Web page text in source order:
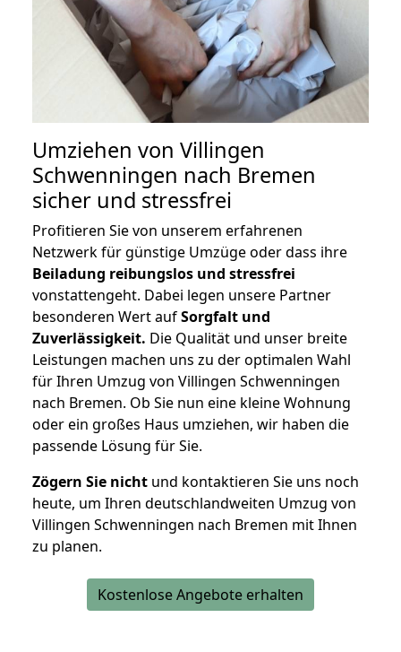
Umziehen von Villingen
Schwenningen nach Bremen
sicher und stressfrei
Profitieren Sie von unserem erfahrenen
Netzwerk für günstige Umzüge oder dass ihre
Beiladung reibungslos und stressfrei
vonstattengeht. Dabei legen unsere Partner
besonderen Wert aufSorgfalt und
Zuverlässigkeit. Die Qualität und unser breite
Leistungen machen uns zu der optimalen Wahl
für Ihren Umzug von Villingen Schwenningen
nach Bremen. Ob Sie nun eine kleine Wohnung
oder ein großes Haus umziehen, wir haben die
passende Lösung für Sie.
Zögern Sie nicht und kontaktieren Sie uns noch
heute, um Ihren deutschlandweiten Umzug von
Villingen Schwenningen nach Bremen mit Ihnen
zu planen.
Kostenlose Angebote erhalten